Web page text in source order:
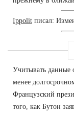
Ippolit писал:
Учитывать данные
менее
Французский
того, как Бутон